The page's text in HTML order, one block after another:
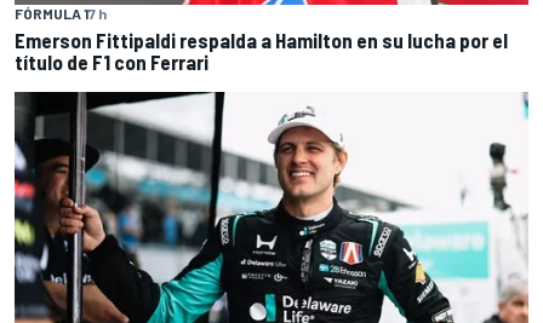
FÓRMULA 17 h
Emerson Fittipaldi respalda a Hamilton en su lucha por el
título de F1 con Ferrari